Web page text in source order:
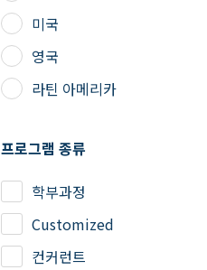
미국
영국
라틴 아메리카
프로그램 종류
학부과정
Customized
컨커런트